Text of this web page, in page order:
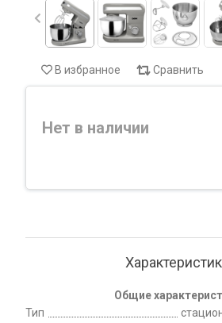
В избранное Сравнить
Нет в наличии
Общие
Тип